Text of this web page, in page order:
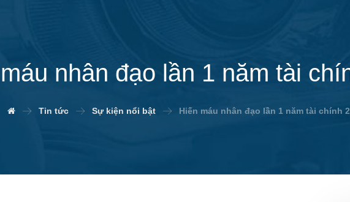
nhân đạo lần 1 năm tài
Tin tức Sự kiện nổi bật Hiến máu nhân đạo lần 1 năm tài chính